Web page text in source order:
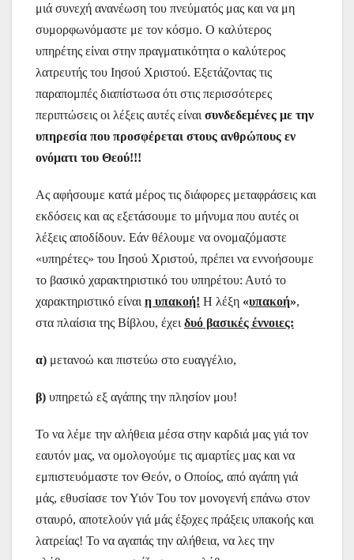
μιά συνεχή ανανέωση του πνεύματός μας και να μη
συμορφωνόμαστε με τον κόσμο. Ο καλύτερος
υπηρέτης είναι στην πραγματικότητα ο καλύτερος
λατρευτής του Ιησού Χριστού. Εξετάζοντας τις
παραπομπές διαπίστωσα ότι στις περισσότερες
περιπτώσεις οι λέξεις αυτές είναι συνδεδεμένες με την
υπηρεσία που προσφέρεται στους ανθρώπους εν
ονόματι του Θεού!!!
Ας αφήσουμε κατά μέρος τις διάφορες μεταφράσεις και
εκδόσεις και ας εξετάσουμε το μήνυμα που αυτές οι
λέξεις αποδίδουν. Εάν θέλουμε να ονομαζόμαστε
«υπηρέτες» του Ιησού Χριστού, πρέπει να εννοήσουμε
το βασικό χαρακτηριστικό του υπηρέτου: Αυτό το
χαρακτηριστικό είναι η υπακοή! Η λέξη «υπακοή»,
στα πλαίσια της Βίβλου, έχει δυό βασικές έννοιες:
α) μετανοώ και πιστεύω στο ευαγγέλιο,
β) υπηρετώ εξ αγάπης την πλησίον μου!
Το να λέμε την αλήθεια μέσα στην καρδιά μας γιά τον
εαυτόν μας, να ομολογούμε τις αμαρτίες μας και να
εμπιστευόμαστε τον Θεόν, ο Οποίος, από αγάπη γιά
μάς, εθυσίασε τον Υιόν Του τον μονογενή επάνω στον
σταυρό, αποτελούν γιά μάς έξοχες πράξεις υπακοής και
λατρείας! Το να αγαπάς την αλήθεια, να λες την